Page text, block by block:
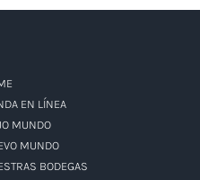
EN LÍNEA
MUNDO
MUNDO
BODEGAS